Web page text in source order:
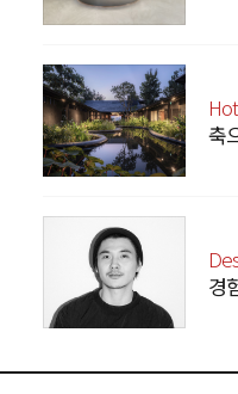
축
경